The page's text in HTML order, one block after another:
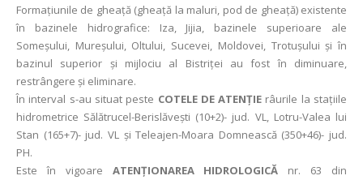
Formaţiunile de gheaţă (gheaţă la maluri, pod de gheaţă) existente
în bazinele hidrografice: Iza, Jijia, bazinele superioare ale
Someșului, Mureșului, Oltului, Sucevei, Moldovei, Trotuşului şi în
bazinul superior şi mijlociu al Bistriţei au fost în diminuare,
restrângere și eliminare.
În interval s-au situat peste COTELE DE ATENȚIE râurile la stațiile
hidrometrice Sălătrucel-Berislăveşti (10+2)- jud. VL, Lotru-Valea lui
Stan (165+7)- jud. VL și Teleajen-Moara Domnească (350+46)- jud.
PH.
Este în vigoare ATENȚIONAREA HIDROLOGICĂ nr. 63 din